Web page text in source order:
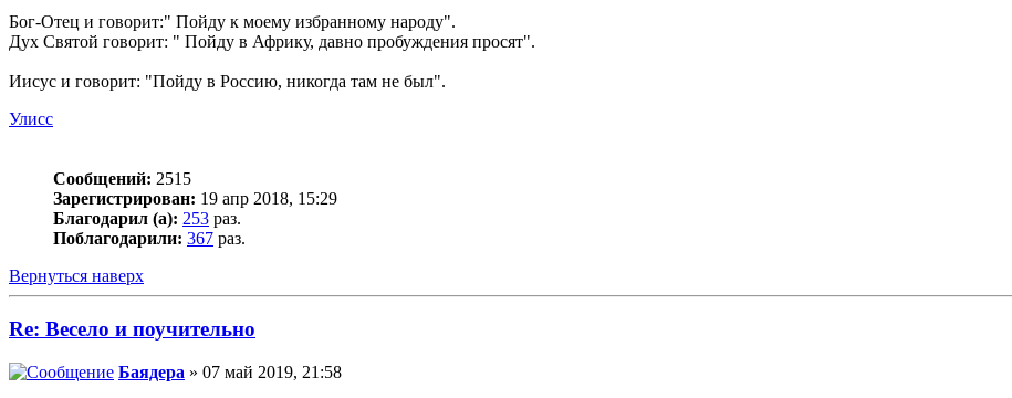
Бог-Отец и говорит:" Пойду к моему избранному народу".
Дух Святой говорит: " Пойду в Африку, давно пробуждения просят".
Иисус и говорит: "Пойду в Россию, никогда там не был".
Улисс
Сообщений: 2515
Зарегистрирован: 19 апр 2018, 15:29
Благодарил (а): 253 раз.
Поблагодарили: 367 раз.
Вернуться наверх
Re: Весело и поучительно
Баядера » 07 май 2019, 21:58